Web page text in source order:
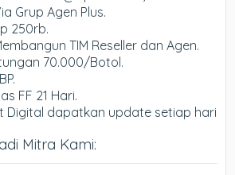
Grup Agen Plus.
250rb.
TIM Reseller dan Agen.
70.000/Botol.
FF 21 Hari.
Digital dapatkan update setiap hari
Mitra Kami: